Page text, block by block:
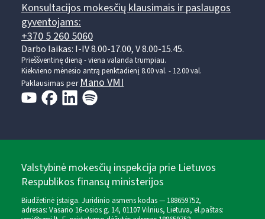
Konsultacijos mokesčių klausimais ir paslaugos
gyventojams:
+370 5 260 5060
Darbo laikas: I-IV 8.00-17.00, V 8.00-15.45.
Prieššventinę dieną - viena valanda trumpiau.
Kiekvieno mėnesio antrą penktadienį 8.00 val. - 12.00 val.
Paklausimas perMano VMI
Valstybinė mokesčių inspekcija prie Lietuvos
Respublikos finansų ministerijos
Biudžetinė įstaiga. Juridinio asmens kodas — 188659752,
adresas: Vasario 16-osios g. 14, 01107 Vilnius, Lietuva, el.paštas: